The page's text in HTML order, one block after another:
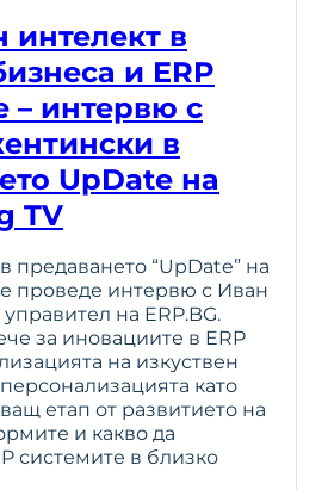
интелект в
и ERP
– интервю с
в
UpDate на
TV
предаването “UpDate” на
проведе интервю с Иван
на ERP.BG.
за иновациите в ERP
на изкуствен
като
етап от развитието на
и какво да
системите в близко